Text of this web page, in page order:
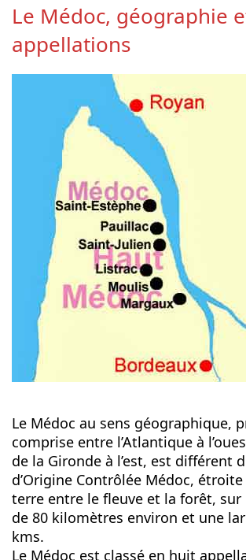
Le Médoc, géographie
appellations
Le Médoc au sens géographique,
comprise entre l’Atlantique à
de la Gironde à l’est, est différent
d’Origine Contrôlée Médoc,
terre entre le fleuve et la forêt,
de 80 kilomètres environ et une
kms.
Le Médoc est classé en huit